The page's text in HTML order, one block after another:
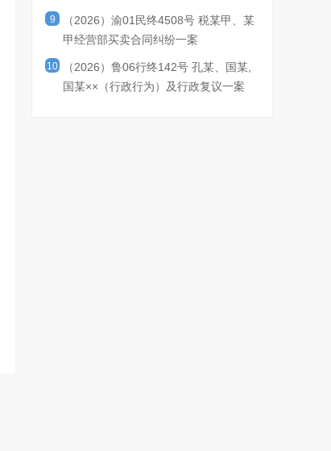
某某与阮某某3二审民事判决书
9
（2026）渝01民终4508号 税某甲、某
甲经营部买卖合同纠纷一案
10
（2026）鲁06行终142号 孔某、国某,
国某××（行政行为）及行政复议一案